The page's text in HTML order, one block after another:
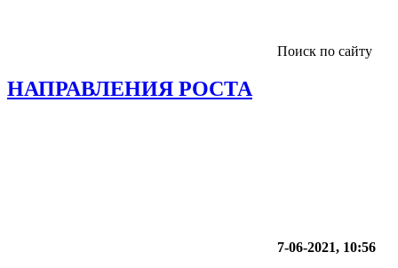
Поиск по сайту
НАПРАВЛЕНИЯ РОСТА
7-06-2021, 10:56